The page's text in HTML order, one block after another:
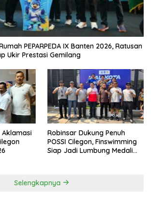
PEPARPEDA IX Banten 2026, Ratusan
Ukir Prestasi Gemilang
Aklamasi
Robinsar Dukung Penuh
POSSI Cilegon, Finswimming
Siap Jadi Lumbung Medali
Selengkapnya